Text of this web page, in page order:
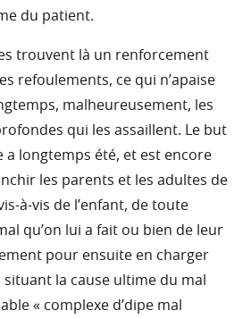
du patient.
trouvent là un renforcement
refoulements, ce qui n’apaise
malheureusement, les
qui les assaillent. Le but
a longtemps été, et est encore
les parents et les adultes de
à-vis de l’enfant, de toute
qu’on lui a fait ou bien de leur
pour ensuite en charger
situant la cause ultime du mal
« complexe d’dipe mal